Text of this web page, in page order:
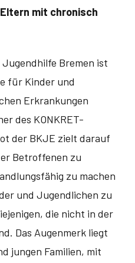
mit chronisch
Bremen ist
für Kinder und
Erkrankungen
des KONKRET-
der BKJE zielt darauf
Betroffenen zu
zu machen
und Jugendlichen zu
die nicht in der
Das Augenmerk liegt
jungen Familien, mit